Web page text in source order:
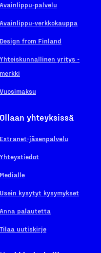
Avainlippu-palvelu
Avainlippu-verkkokauppa
Design from Finland
Yhteiskunnallinen yritys -
merkki
Vuosimaksu
Ollaan yhteyksissä
Extranet-jäsenpalvelu
Yhteystiedot
Medialle
Usein kysytyt kysymykset
Anna palautetta
Tilaa uutiskirje